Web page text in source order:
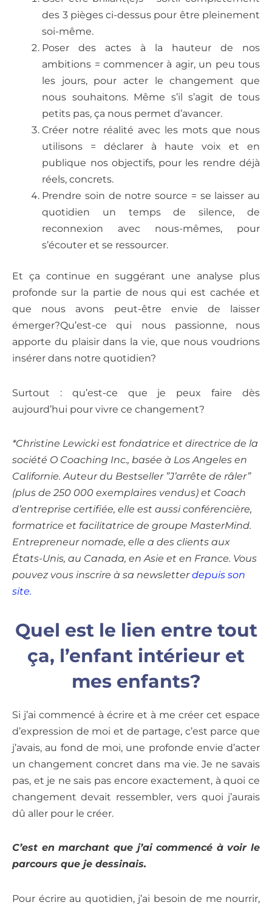
des 3 pièges ci-dessus pour être pleinement
soi-même.
Poser des actes à la hauteur de nos
ambitions = commencer à agir, un peu tous
les jours, pour acter le changement que
nous souhaitons. Même s’il s’agit de tous
petits pas, ça nous permet d’avancer.
Créer notre réalité avec les mots que nous
utilisons = déclarer à haute voix et en
publique nos objectifs, pour les rendre déjà
réels, concrets.
Prendre soin de notre source = se laisser au
quotidien un temps de silence, de
reconnexion avec nous-mêmes, pour
s’écouter et se ressourcer.
Et ça continue en suggérant une analyse plus
profonde sur la partie de nous qui est cachée et
que nous avons peut-être envie de laisser
émerger?Qu’est-ce qui nous passionne, nous
apporte du plaisir dans la vie, que nous voudrions
insérer dans notre quotidien?
Surtout : qu’est-ce que je peux faire dès
aujourd’hui pour vivre ce changement?
*Christine Lewicki est fondatrice et directrice de la
société O Coaching Inc., basée à Los Angeles en
Californie. Auteur du Bestseller ”J’arrête de râler”
(plus de 250 000 exemplaires vendus) et Coach
d’entreprise certifiée, elle est aussi conférencière,
formatrice et facilitatrice de groupe MasterMind.
Entrepreneur nomade, elle a des clients aux
États-Unis, au Canada, en Asie et en France. Vous
pouvez vous inscrire à sa newsletterdepuis son
site.
Quel est le lien entre tout
ça, l’enfant intérieur et
mes enfants?
Si j’ai commencé à écrire et à me créer cet espace
d’expression de moi et de partage, c’est parce que
j’avais, au fond de moi, une profonde envie d’acter
un changement concret dans ma vie. Je ne savais
pas, et je ne sais pas encore exactement, à quoi ce
changement devait ressembler, vers quoi j’aurais
dû aller pour le créer.
C’est en marchant que j’ai commencé à voir le
parcours que je dessinais.
Pour écrire au quotidien, j’ai besoin de me nourrir,